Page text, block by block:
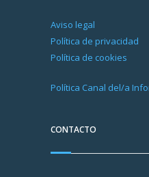
Aviso legal
Política de privacidad
Política de cookies
Política Canal del/a
CONTACTO